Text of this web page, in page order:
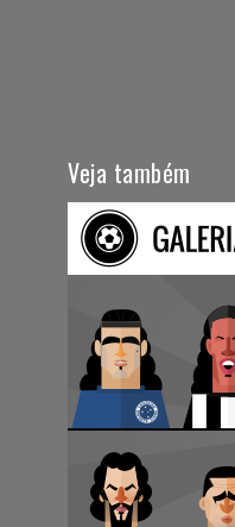
Veja também